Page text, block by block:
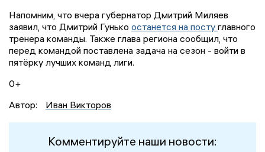
Напомним, что вчера губернатор Дмитрий Миляев
заявил, что Дмитрий Гунько останется на посту главного
тренера команды. Также глава региона сообщил, что
перед командой поставлена задача на сезон - войти в
пятёрку лучших команд лиги.
0+
Автор:
Иван Викторов
Комментируйте наши новости: